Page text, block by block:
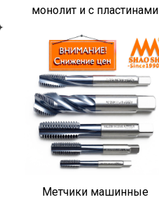
монолит и с пластинами
Метчики машинные